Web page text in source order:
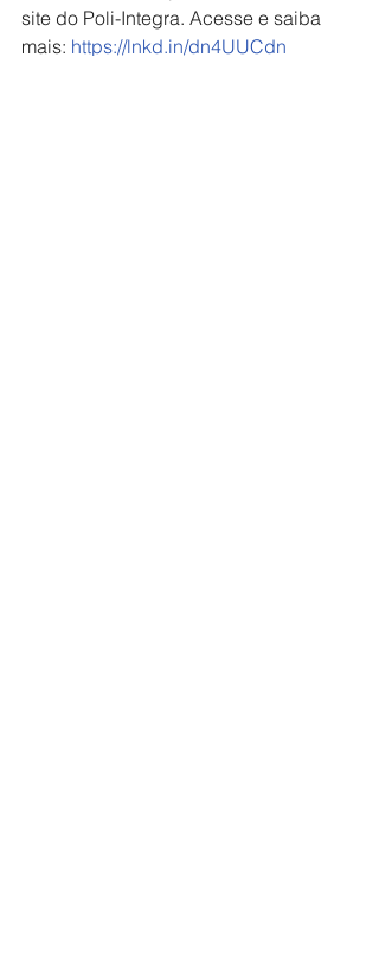
site do Poli-Integra. Acesse e saiba
mais: https://lnkd.in/dn4UUCdn